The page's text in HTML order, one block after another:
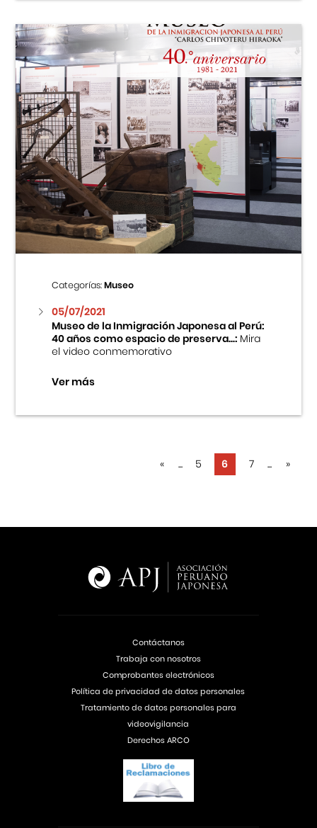
Categorías:Museo
05/07/2021
Museo de la Inmigración Japonesa al Perú:
40 años como espacio de preserva...:Mira
el video conmemorativo
Ver más
« ... 5 6 7 ... »
Contáctanos
Trabaja con nosotros
Comprobantes electrónicos
Política de privacidad de datos personales
Tratamiento de datos personales para
videovigilancia
Derechos ARCO